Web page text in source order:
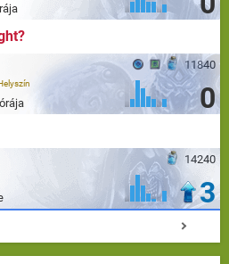
11840
0
14240
3